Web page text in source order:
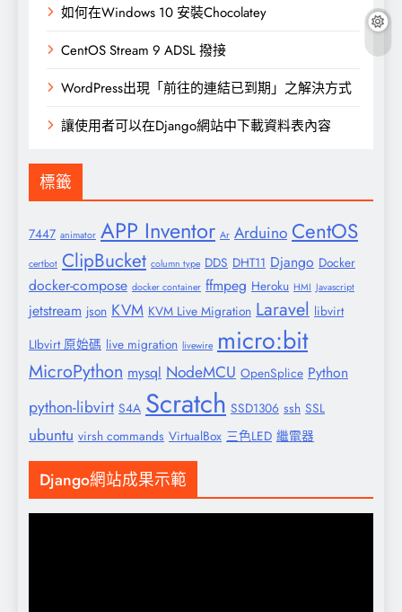
如何在Windows 10 安裝Chocolatey
CentOS Stream 9 ADSL 撥接
WordPress出現「前往的連結已到期」之解決方式
讓使用者可以在Django網站中下載資料表內容
標籤
7447 animator APP Inventor Ar Arduino CentOS
certbot ClipBucket column type DDS DHT11 Django Docker
docker-compose docker container ffmpeg Heroku HMI Javascript
jetstream json KVM KVM Live Migration Laravel libvirt
LIbvirt 原始碼 live migration livewire micro:bit
MicroPython mysql NodeMCU OpenSplice Python
python-libvirt S4A Scratch SSD1306 ssh SSL
ubuntu virsh commands VirtualBox 三色LED 繼電器
Django網站成果示範